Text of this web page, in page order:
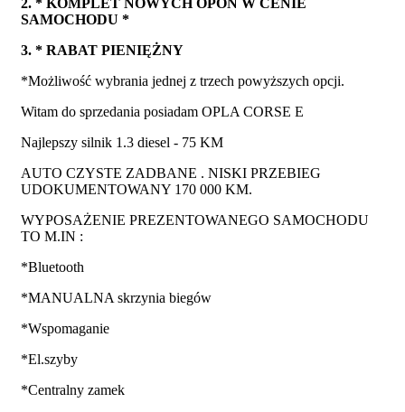
2. * KOMPLET NOWYCH OPON W CENIE
SAMOCHODU *
3. * RABAT PIENIĘŻNY
*Możliwość wybrania jednej z trzech powyższych opcji.
Witam do sprzedania posiadam OPLA CORSE E
Najlepszy silnik 1.3 diesel - 75 KM
AUTO CZYSTE ZADBANE . NISKI PRZEBIEG
UDOKUMENTOWANY 170 000 KM.
WYPOSAŻENIE PREZENTOWANEGO SAMOCHODU
TO M.IN :
*Bluetooth
*MANUALNA skrzynia biegów
*Wspomaganie
*El.szyby
*Centralny zamek